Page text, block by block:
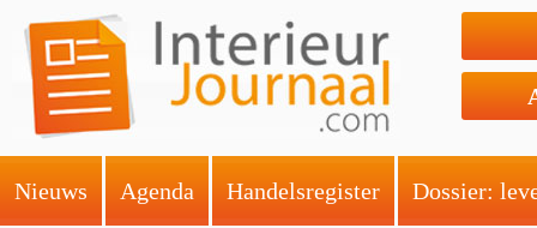
Nieuws Agenda Handelsregister Dossier: